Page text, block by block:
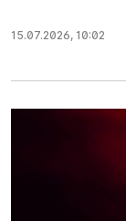
15.07.2026, 10:02